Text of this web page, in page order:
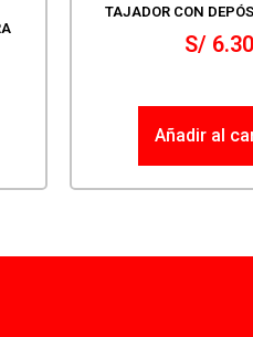
TAJADOR CON
S/6.30
Añadir al